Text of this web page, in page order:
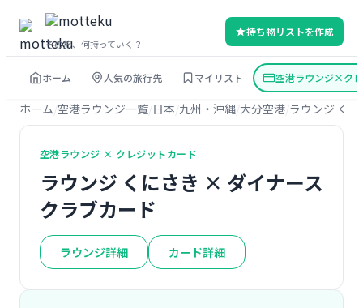
その旅、何持っていく？
持ち物リストを作成
ホーム 人気の旅行先 マイリスト 空港ラウンジ×ク
ホーム 空港ラウンジ一覧 日本 九州・沖縄 大分空港 ラウンジ く
空港ラウンジ × クレジットカード
ラウンジ くにさき × ダイナース
クラブカード
ラウンジ詳細 カード詳細